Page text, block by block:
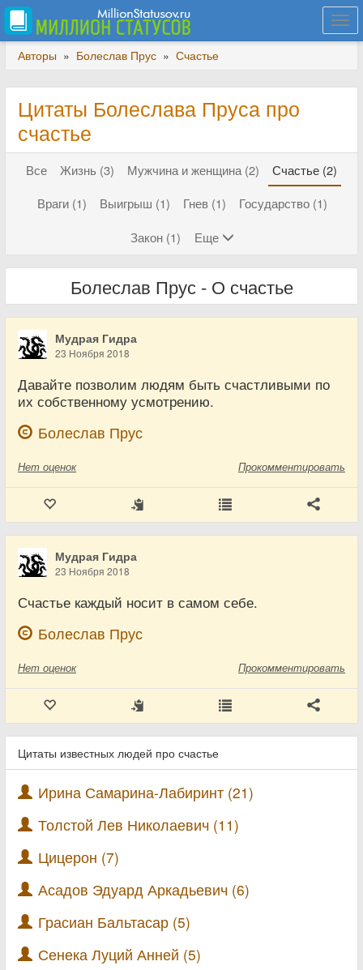
Авторы » Болеслав Прус » Счастье
Цитаты Болеслава Пруса про
счастье
Все Жизнь (3) Мужчина и женщина (2)
Счастье (2)
Враги (1)
Выигрыш (1) Гнев (1)
Государство (1)
Закон (1)
Еще
Болеслав Прус - О счастье
Мудрая Гидра
23 Ноября 2018
Давайте позволим людям быть счастливыми по
их собственному усмотрению.
Болеслав Прус
Нет оценок Прокомментировать
Мудрая Гидра
23 Ноября 2018
Счастье каждый носит в самом себе.
Болеслав Прус
Нет оценок Прокомментировать
Цитаты известных людей про счастье
Ирина Самарина-Лабиринт (21)
Толстой Лев Николаевич (11)
Цицерон (7)
Асадов Эдуард Аркадьевич (6)
Грасиан Бальтасар (5)
Сенека Луций Анней (5)